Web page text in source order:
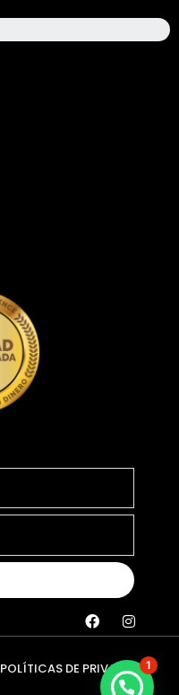
F
a
c
b
I
n
s
t
a
g
POLÍTICAS DE PRIVACIDAD
1